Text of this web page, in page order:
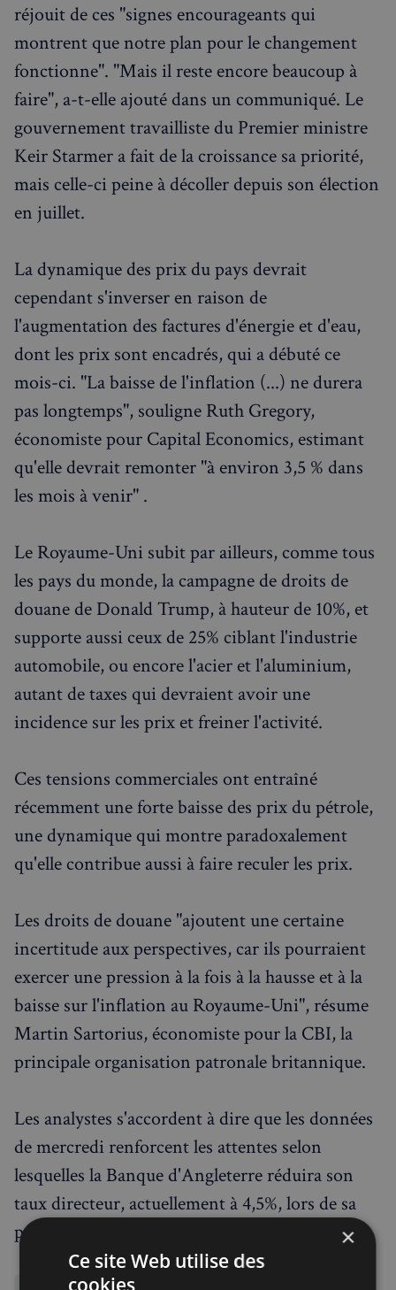
réjouit de ces "signes encourageants qui
montrent que notre plan pour le changement
fonctionne". "Mais il reste encore beaucoup à
faire", a-t-elle ajouté dans un communiqué. Le
gouvernement travailliste du Premier ministre
Keir Starmer a fait de la croissance sa priorité,
mais celle-ci peine à décoller depuis son élection
en juillet.
La dynamique des prix du pays devrait
cependant s'inverser en raison de
l'augmentation des factures d'énergie et d'eau,
dont les prix sont encadrés, qui a débuté ce
mois-ci. "La baisse de l'inflation (...) ne durera
pas longtemps", souligne Ruth Gregory,
économiste pour Capital Economics, estimant
qu'elle devrait remonter "à environ 3,5 % dans
les mois à venir" .
Le Royaume-Uni subit par ailleurs, comme tous
les pays du monde, la campagne de droits de
douane de Donald Trump, à hauteur de 10%, et
supporte aussi ceux de 25% ciblant l'industrie
automobile, ou encore l'acier et l'aluminium,
autant de taxes qui devraient avoir une
incidence sur les prix et freiner l'activité.
Ces tensions commerciales ont entraîné
récemment une forte baisse des prix du pétrole,
une dynamique qui montre paradoxalement
qu'elle contribue aussi à faire reculer les prix.
Les droits de douane "ajoutent une certaine
incertitude aux perspectives, car ils pourraient
exercer une pression à la fois à la hausse et à la
baisse sur l'inflation au Royaume-Uni", résume
Martin Sartorius, économiste pour la CBI, la
principale organisation patronale britannique.
Les analystes s'accordent à dire que les données
de mercredi renforcent les attentes selon
lesquelles la Banque d'Angleterre réduira son
taux directeur, actuellement à 4,5%, lors de sa
prochaine réunion régulière en mai.
×
Ce site Web utilise des
cookies